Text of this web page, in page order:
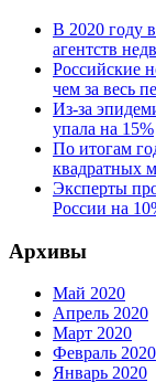
В 2020 году
агентств
Российские
чем за весь
Из-за
упала на 15%
По итогам
квадратных
Эксперты
России на
Архивы
Май 2020
Апрель 2020
Март 2020
Февраль 2020
Январь 2020